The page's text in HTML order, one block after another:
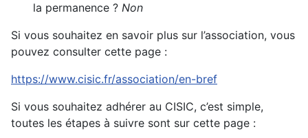
la permanence ? Non
Si vous souhaitez en savoir plus sur l’association, vous
pouvez consulter cette page :
https://www.cisic.fr/association/en-bref
Si vous souhaitez adhérer au CISIC, c’est simple,
toutes les étapes à suivre sont sur cette page :